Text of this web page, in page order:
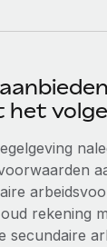
het
rekening
secundaire